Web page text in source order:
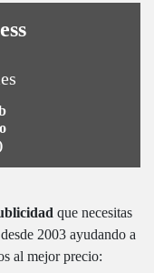
que necesitas
2003 ayudando a
al mejor precio: